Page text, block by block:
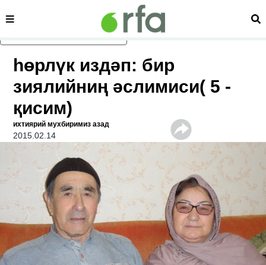
асаслиқ мәзмунға атлаң
сәһипә
һөрлүк издәп: бир
зиялийниң әслимиси( 5 -
қисим)
ихтиярий мухбиримиз азад
2015.02.14